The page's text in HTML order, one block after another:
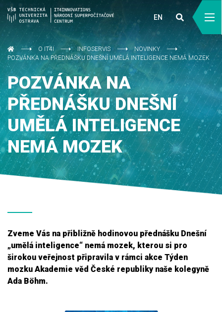
EN
O IT4I INFOSERVIS
NOVINKY
POZVÁNKA NA PŘEDNÁŠKU DNEŠNÍ UMĚLÁ INTELIGENCE NEMÁ MOZEK
POZVÁNKA NA
PŘEDNÁŠKU DNEŠNÍ
UMĚLÁ INTELIGENCE
NEMÁ MOZEK
Zveme Vás na přibližně hodinovou přednášku Dnešní
„umělá inteligence“ nemá mozek, kterou si pro
širokou veřejnost připravila v rámci akce Týden
mozku Akademie věd České republiky naše kolegyně
Ada Böhm.